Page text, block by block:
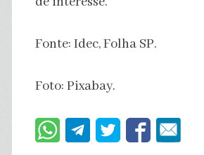
Fonte: Idec, Folha SP.
Foto: Pixabay.